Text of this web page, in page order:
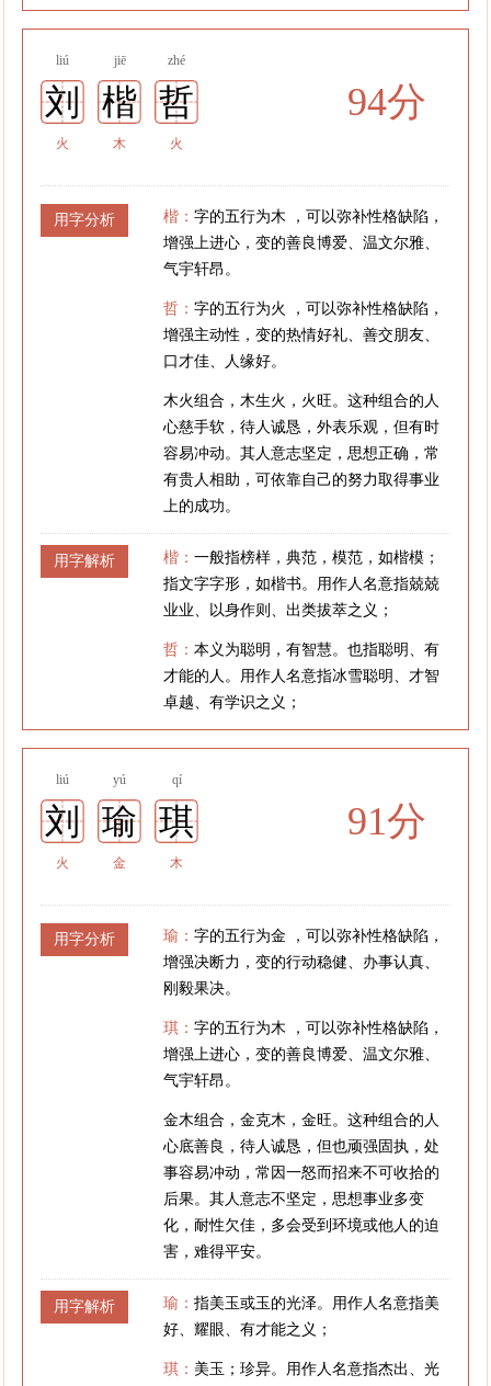
liú jiē zhé
刘 楷 哲
火 木 火
94分
用字分析 楷：字的五行为木 ，可以弥补性格缺陷，
增强上进心，变的善良博爱、温文尔雅、
气宇轩昂。
哲：字的五行为火 ，可以弥补性格缺陷，
增强主动性，变的热情好礼、善交朋友、
口才佳、人缘好。
木火组合，木生火，火旺。这种组合的人
心慈手软，待人诚恳，外表乐观，但有时
容易冲动。其人意志坚定，思想正确，常
有贵人相助，可依靠自己的努力取得事业
上的成功。
用字解析 楷：一般指榜样，典范，模范，如楷模；
指文字字形，如楷书。用作人名意指兢兢
业业、以身作则、出类拔萃之义；
哲：本义为聪明，有智慧。也指聪明、有
才能的人。用作人名意指冰雪聪明、才智
卓越、有学识之义；
liú yú qí
刘 瑜 琪
火 金 木
91分
用字分析 瑜：字的五行为金 ，可以弥补性格缺陷，
增强决断力，变的行动稳健、办事认真、
刚毅果决。
琪：字的五行为木 ，可以弥补性格缺陷，
增强上进心，变的善良博爱、温文尔雅、
气宇轩昂。
金木组合，金克木，金旺。这种组合的人
心底善良，待人诚恳，但也顽强固执，处
事容易冲动，常因一怒而招来不可收拾的
后果。其人意志不坚定，思想事业多变
化，耐性欠佳，多会受到环境或他人的迫
害，难得平安。
用字解析 瑜：指美玉或玉的光泽。用作人名意指美
好、耀眼、有才能之义；
琪： 美玉；珍异。用作人名意指杰出、光